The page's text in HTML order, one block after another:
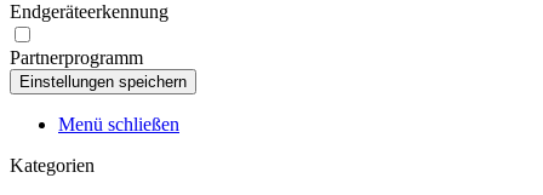
Endgeräteerkennung
Partnerprogramm
Menü schließen
Kategorien